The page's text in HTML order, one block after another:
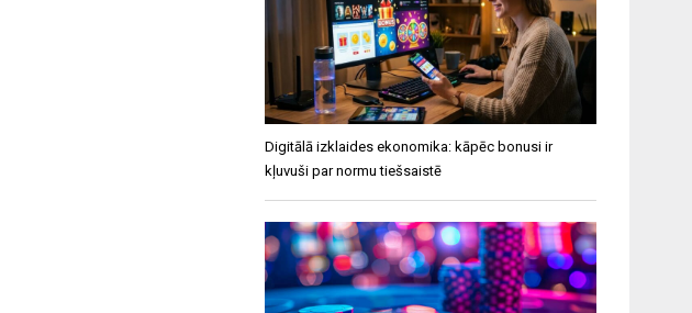
Digitālā izklaides ekonomika: kāpēc bonusi ir
kļuvuši par normu tiešsaistē